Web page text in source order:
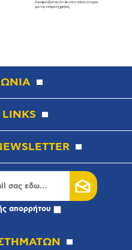
απορρήτου